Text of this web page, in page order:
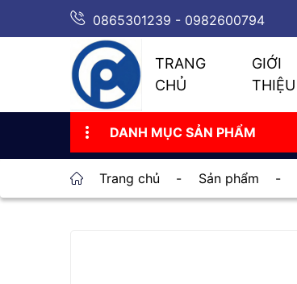
0865301239 - 0982600794
TRANG
CHỦ
GIỚI
THIỆU
DANH MỤC SẢN PHẨM
Trang chủ - Sản phẩm -